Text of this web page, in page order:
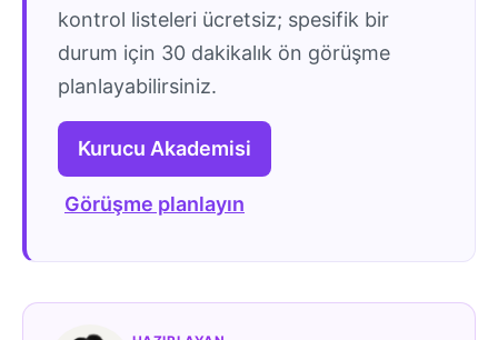
kontrol listeleri ücretsiz; spesifik bir
durum için 30 dakikalık ön görüşme
planlayabilirsiniz.
Kurucu Akademisi
Görüşme planlayın